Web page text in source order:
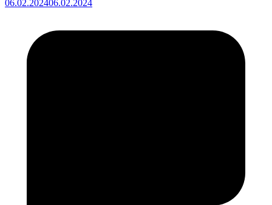
06.02.202406.02.2024